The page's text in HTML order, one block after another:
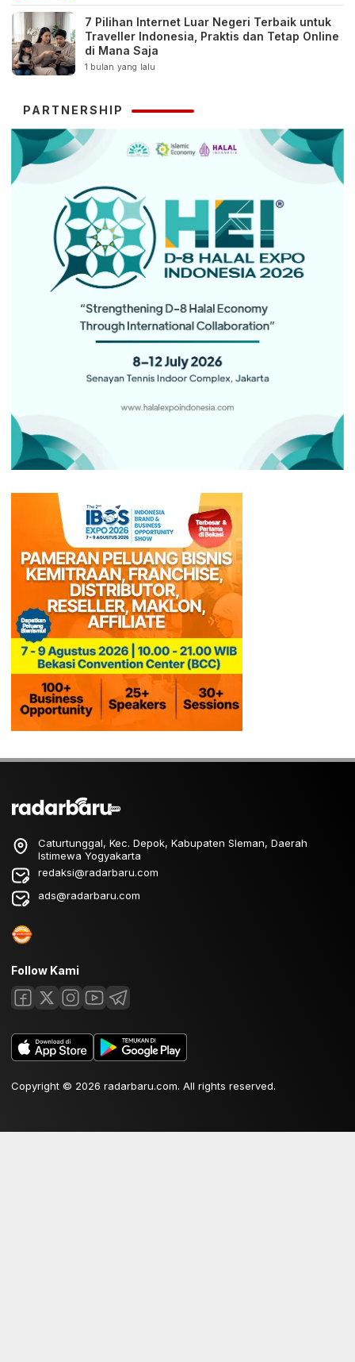
7 Pilihan Internet Luar Negeri Terbaik untuk
Traveller Indonesia, Praktis dan Tetap Online
di Mana Saja
1 bulan yang lalu
PARTNERSHIP
Caturtunggal, Kec. Depok, Kabupaten Sleman, Daerah
Istimewa Yogyakarta
redaksi@radarbaru.com
ads@radarbaru.com
Follow Kami
Copyright © 2026 radarbaru.com. All rights reserved.